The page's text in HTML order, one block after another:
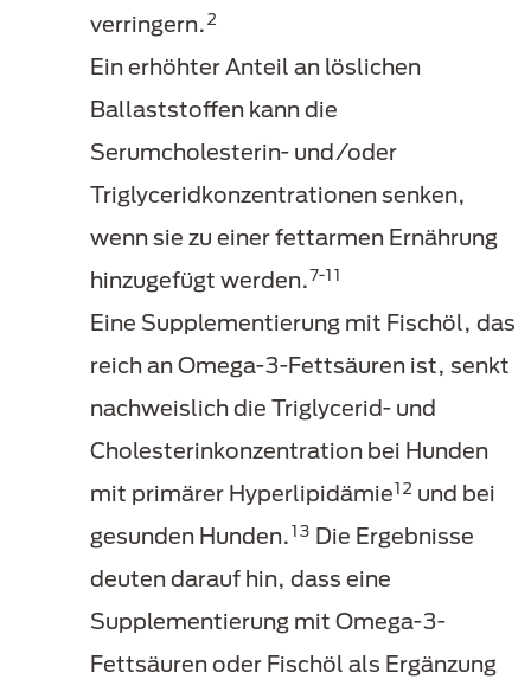
verringern.2
Ein erhöhter Anteil an löslichen
Ballaststoffen kann die
Serumcholesterin- und/oder
Triglyceridkonzentrationen senken,
wenn sie zu einer fettarmen Ernährung
hinzugefügt werden.7-11
Eine Supplementierung mit Fischöl, das
reich an Omega-3-Fettsäuren ist, senkt
nachweislich die Triglycerid- und
Cholesterinkonzentration bei Hunden
mit primärer Hyperlipidämie12 und bei
gesunden Hunden.13 Die Ergebnisse
deuten darauf hin, dass eine
Supplementierung mit Omega-3-
Fettsäuren oder Fischöl als Ergänzung